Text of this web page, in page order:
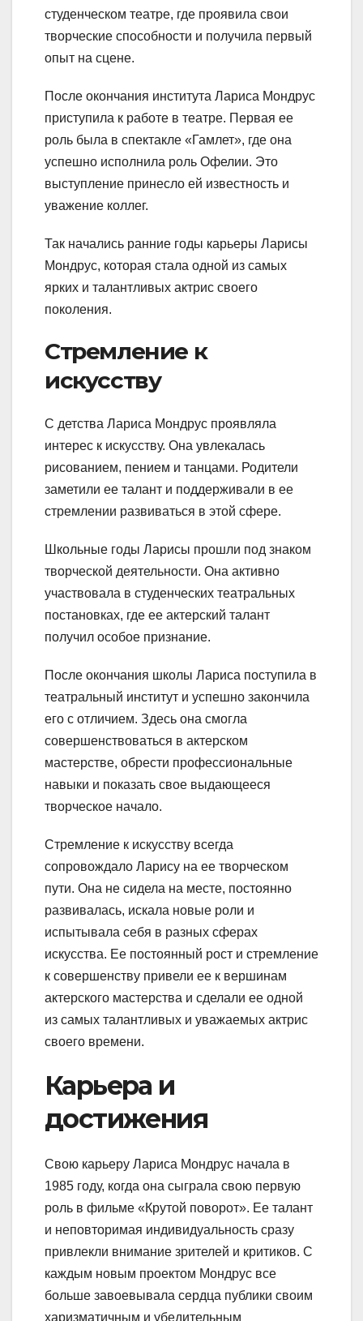
студенческом театре, где проявила свои
творческие способности и получила первый
опыт на сцене.
После окончания института Лариса Мондрус
приступила к работе в театре. Первая ее
роль была в спектакле «Гамлет», где она
успешно исполнила роль Офелии. Это
выступление принесло ей известность и
уважение коллег.
Так начались ранние годы карьеры Ларисы
Мондрус, которая стала одной из самых
ярких и талантливых актрис своего
поколения.
Стремление к
искусству
С детства Лариса Мондрус проявляла
интерес к искусству. Она увлекалась
рисованием, пением и танцами. Родители
заметили ее талант и поддерживали в ее
стремлении развиваться в этой сфере.
Школьные годы Ларисы прошли под знаком
творческой деятельности. Она активно
участвовала в студенческих театральных
постановках, где ее актерский талант
получил особое признание.
После окончания школы Лариса поступила в
театральный институт и успешно закончила
его с отличием. Здесь она смогла
совершенствоваться в актерском
мастерстве, обрести профессиональные
навыки и показать свое выдающееся
творческое начало.
Стремление к искусству всегда
сопровождало Ларису на ее творческом
пути. Она не сидела на месте, постоянно
развивалась, искала новые роли и
испытывала себя в разных сферах
искусства. Ее постоянный рост и стремление
к совершенству привели ее к вершинам
актерского мастерства и сделали ее одной
из самых талантливых и уважаемых актрис
своего времени.
Карьера и
достижения
Свою карьеру Лариса Мондрус начала в
1985 году, когда она сыграла свою первую
роль в фильме «Крутой поворот». Ее талант
и неповторимая индивидуальность сразу
привлекли внимание зрителей и критиков. С
каждым новым проектом Мондрус все
больше завоевывала сердца публики своим
харизматичным и убедительным